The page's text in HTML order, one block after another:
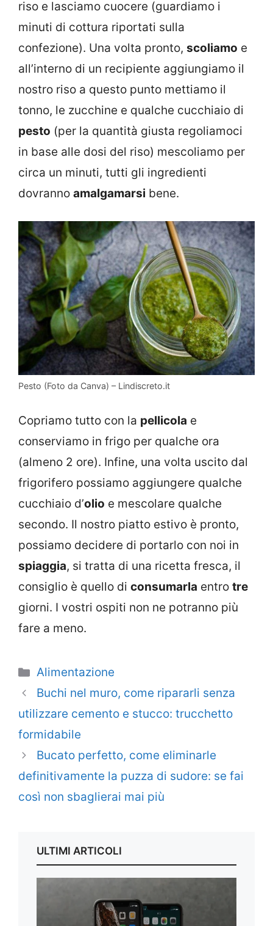
riso e lasciamo cuocere (guardiamo i
minuti di cottura riportati sulla
confezione). Una volta pronto, scoliamo e
all’interno di un recipiente aggiungiamo il
nostro riso a questo punto mettiamo il
tonno, le zucchine e qualche cucchiaio di
pesto (per la quantità giusta regoliamoci
in base alle dosi del riso) mescoliamo per
circa un minuti, tutti gli ingredienti
dovranno amalgamarsi bene.
Pesto (Foto da Canva) – Lindiscreto.it
Copriamo tutto con la pellicola e
conserviamo in frigo per qualche ora
(almeno 2 ore). Infine, una volta uscito dal
frigorifero possiamo aggiungere qualche
cucchiaio d’olio e mescolare qualche
secondo. Il nostro piatto estivo è pronto,
possiamo decidere di portarlo con noi in
spiaggia, si tratta di una ricetta fresca, il
consiglio è quello di consumarla entro tre
giorni. I vostri ospiti non ne potranno più
fare a meno.
Categorie
Alimentazione
Buchi nel muro, come ripararli senza
utilizzare cemento e stucco: trucchetto
formidabile
Bucato perfetto, come eliminarle
definitivamente la puzza di sudore: se fai
così non sbaglierai mai più
ULTIMI ARTICOLI